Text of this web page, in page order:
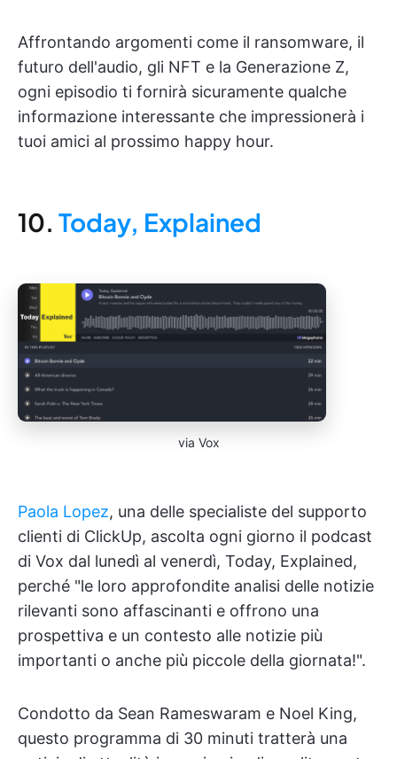
Affrontando argomenti come il ransomware, il
futuro dell'audio, gli NFT e la Generazione Z,
ogni episodio ti fornirà sicuramente qualche
informazione interessante che impressionerà i
tuoi amici al prossimo happy hour.
10. Today, Explained
via Vox
Paola Lopez, una delle specialiste del supporto
clienti di ClickUp, ascolta ogni giorno il podcast
di Vox dal lunedì al venerdì, Today, Explained,
perché "le loro approfondite analisi delle notizie
rilevanti sono affascinanti e offrono una
prospettiva e un contesto alle notizie più
importanti o anche più piccole della giornata!".
Condotto da Sean Rameswaram e Noel King,
questo programma di 30 minuti tratterà una